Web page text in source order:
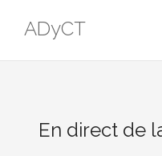
ADyCT
En direct de